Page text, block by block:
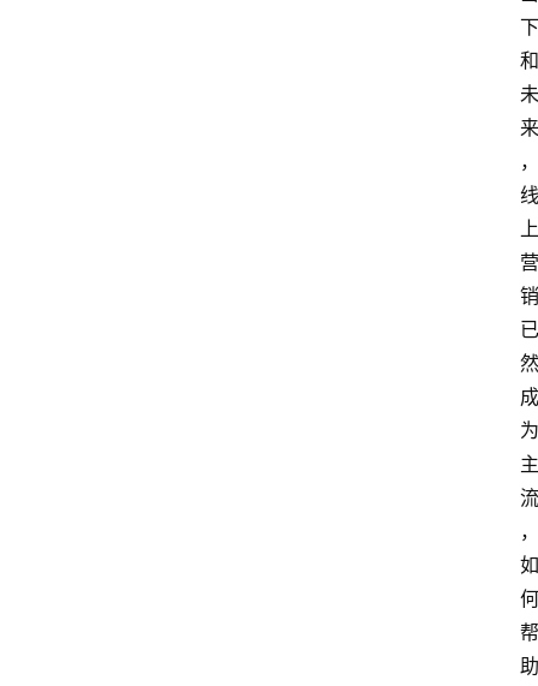
下
和
未
来
，
线
上
营
销
已
然
成
为
主
流
，
如
何
帮
助